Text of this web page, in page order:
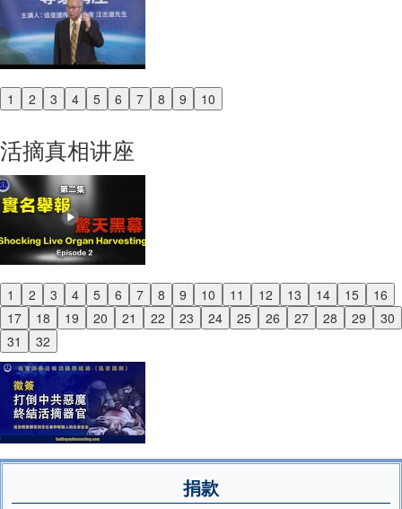
1 2 3 4 5 6 7 8 9 10
Previous
活摘真相讲座
1 2 3 4 5 6 7 8 9 10 11 12 13 14 15
16
17
18 19 20 21 22 23 24 25 26 27 28 29
30
31
32
Previous
Next
捐款